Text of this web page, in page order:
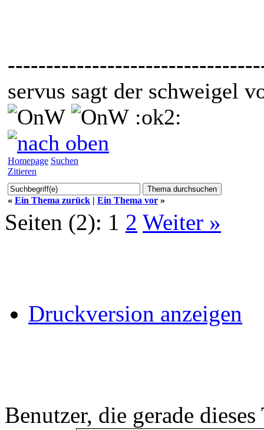
servus sagt der schweigel
:ok2:
Homepage Suchen
Zitieren
« Ein Thema zurück | Ein Thema vor »
Seiten (2): 1 2 Weiter »
Druckversion anzeigen
Benutzer, die gerade